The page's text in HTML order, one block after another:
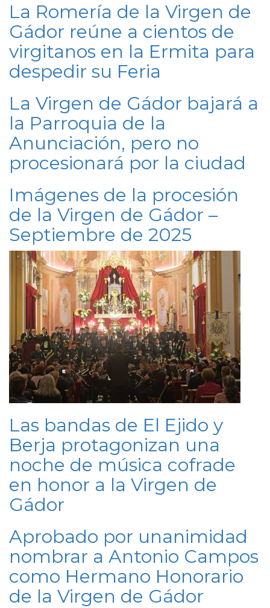
La Romería de la Virgen de
Gádor reúne a cientos de
virgitanos en la Ermita para
despedir su Feria
La Virgen de Gádor bajará a
la Parroquia de la
Anunciación, pero no
procesionará por la ciudad
Imágenes de la procesión
de la Virgen de Gádor –
Septiembre de 2025
Las bandas de El Ejido y
Berja protagonizan una
noche de música cofrade
en honor a la Virgen de
Gádor
Aprobado por unanimidad
nombrar a Antonio Campos
como Hermano Honorario
de la Virgen de Gádor